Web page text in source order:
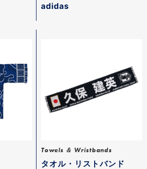
adidas
Towels ＆ Wristbands
タオル・リストバンド